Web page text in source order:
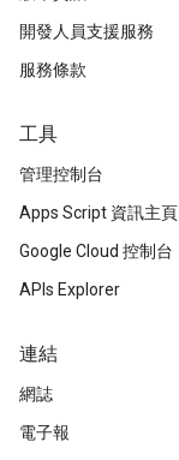
開發人員支援服務
服務條款
工具
管理控制台
Apps Script 資訊主頁
Google Cloud 控制台
APIs Explorer
連結
網誌
電子報